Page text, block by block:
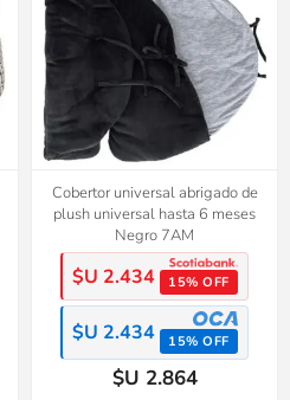
Cobertor universal abrigado de
plush universal hasta 6 meses
Negro 7AM
$U 2.434 15% OFF
$U 2.434 15% OFF
$U 2.864